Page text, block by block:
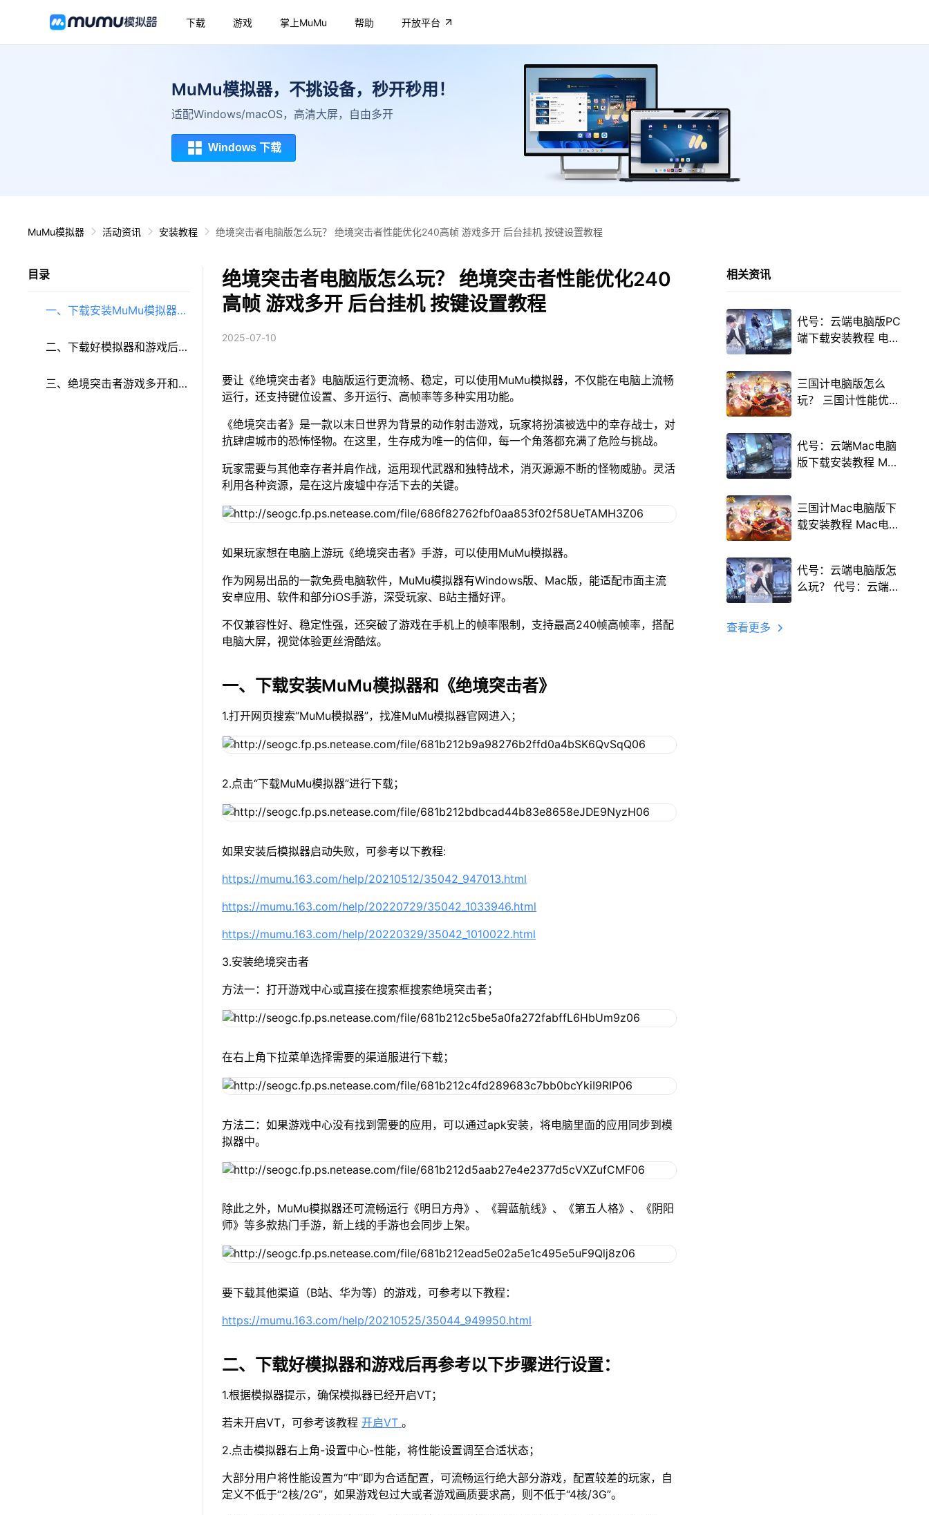
下载 游戏 掌上MuMu 帮助 开放平台
MuMu模拟器，不挑设备，秒开秒用！
适配Windows/macOS，高清大屏，自由多开
Windows 下载
MuMu模拟器 活动资讯 安装教程 绝境突击者电脑版怎么玩？ 绝境突击者性能优化240高帧 游戏多开 后台挂机 按键设置教程
目录
一、下载安装MuMu模拟器和
《绝境突击者》
二、下载好模拟器和游戏后
再参考以下步骤进行设置：
三、绝境突击者游戏多开和
绝境突击者电脑版怎么玩？ 绝境突击者性能优化240
高帧 游戏多开 后台挂机 按键设置教程
2025-07-10
要让《绝境突击者》电脑版运行更流畅、稳定，可以使用MuMu模拟器，不仅能在电脑上流畅
运行，还支持键位设置、多开运行、高帧率等多种实用功能。
《绝境突击者》是一款以末日世界为背景的动作射击游戏，玩家将扮演被选中的幸存战士，对
抗肆虐城市的恐怖怪物。在这里，生存成为唯一的信仰，每一个角落都充满了危险与挑战。
玩家需要与其他幸存者并肩作战，运用现代武器和独特战术，消灭源源不断的怪物威胁。灵活
利用各种资源，是在这片废墟中存活下去的关键。
如果玩家想在电脑上游玩《绝境突击者》手游，可以使用MuMu模拟器。
作为网易出品的一款免费电脑软件，MuMu模拟器有Windows版、Mac版，能适配市面主流
安卓应用、软件和部分iOS手游，深受玩家、B站主播好评。
不仅兼容性好、稳定性强，还突破了游戏在手机上的帧率限制，支持最高240帧高帧率，搭配
电脑大屏，视觉体验更丝滑酷炫。
一、下载安装MuMu模拟器和《绝境突击者》
1.打开网页搜索“MuMu模拟器”，找准MuMu模拟器官网进入；
2.点击“下载MuMu模拟器”进行下载；
如果安装后模拟器启动失败，可参考以下教程:
https://mumu.163.com/help/20210512/35042_947013.html
https://mumu.163.com/help/20220729/35042_1033946.html
https://mumu.163.com/help/20220329/35042_1010022.html
3.安装绝境突击者
方法一：打开游戏中心或直接在搜索框搜索绝境突击者；
在右上角下拉菜单选择需要的渠道服进行下载；
方法二：如果游戏中心没有找到需要的应用，可以通过apk安装，将电脑里面的应用同步到模
拟器中。
除此之外，MuMu模拟器还可流畅运行《明日方舟》、《碧蓝航线》、《第五人格》、《阴阳
师》等多款热门手游，新上线的手游也会同步上架。
要下载其他渠道（B站、华为等）的游戏，可参考以下教程：
https://mumu.163.com/help/20210525/35044_949950.html
二、下载好模拟器和游戏后再参考以下步骤进行设置：
1.根据模拟器提示，确保模拟器已经开启VT；
若未开启VT，可参考该教程开启VT。
2.点击模拟器右上角-设置中心-性能，将性能设置调至合适状态；
大部分用户将性能设置为“中”即为合适配置，可流畅运行绝大部分游戏，配置较差的玩家，自
定义不低于“2核/2G”，如果游戏包过大或者游戏画质要求高，则不低于“4核/3G”。
相关资讯
代号：云端电脑版PC
端下载安装教程 电脑
三国计电脑版怎么
玩？ 三国计性能优化
程
代号：云端Mac电脑
版下载安装教程 Mac
三国计Mac电脑版下
载安装教程 Mac电脑
代号：云端电脑版怎
么玩？ 代号：云端性
查看更多